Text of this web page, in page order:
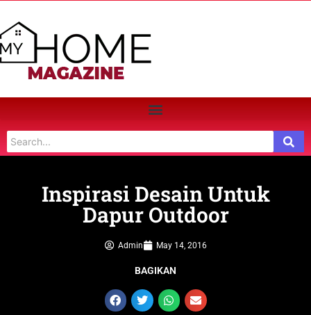
Inspirasi Desain Untuk
Dapur Outdoor
Admin May 14, 2016
BAGIKAN